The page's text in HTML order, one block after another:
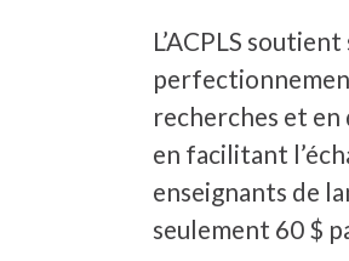
L’ACPLS
recherches et
en facilitant
enseignants de
seulement 60 $